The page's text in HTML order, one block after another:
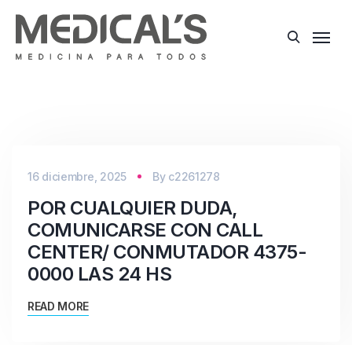
16 diciembre, 2025 By c2261278
POR CUALQUIER DUDA,
COMUNICARSE CON CALL
CENTER/ CONMUTADOR 4375-
0000 LAS 24 HS
READ MORE